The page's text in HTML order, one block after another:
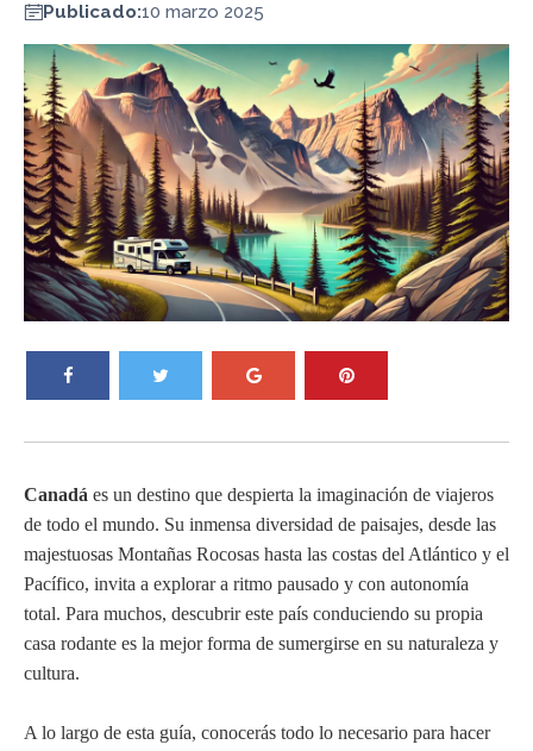
Publicado:10 marzo 2025
Canadá es un destino que despierta la imaginación de viajeros
de todo el mundo. Su inmensa diversidad de paisajes, desde las
majestuosas Montañas Rocosas hasta las costas del Atlántico y el
Pacífico, invita a explorar a ritmo pausado y con autonomía
total. Para muchos, descubrir este país conduciendo su propia
casa rodante es la mejor forma de sumergirse en su naturaleza y
cultura.
A lo largo de esta guía, conocerás todo lo necesario para hacer